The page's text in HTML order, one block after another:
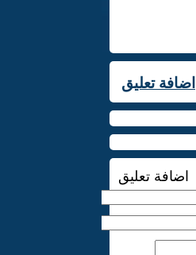
اضافة تعليق
اضافة تعليق